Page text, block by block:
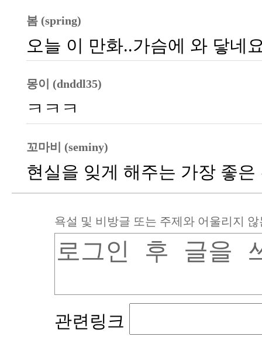
봄 (spring)
오늘 이 만화..가슴에 와 닿네
몽이 (dnddl35)
ㅋㅋㅋ
꼬마비 (seminy)
현실을 잊게 해주는 가장 좋은